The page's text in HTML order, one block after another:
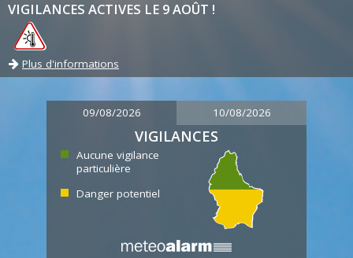
VIGILANCES ACTIVES LE 9 AOÛT !
Plus d'informations
09/08/2026 10/08/2026
VIGILANCES
Aucune vigilance
particulière
Danger potentiel